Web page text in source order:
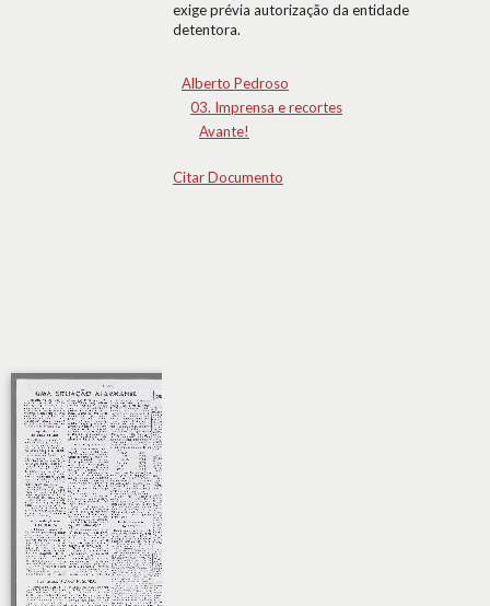
exige prévia autorização da entidade
detentora.
Alberto Pedroso
03. Imprensa e recortes
Avante!
Citar Documento